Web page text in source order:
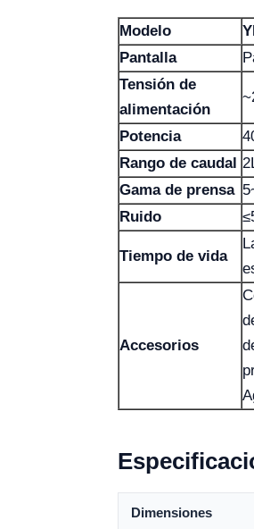
Modelo
Pantalla
Tensión de
alimentación
Potencia
Rango de caudal
Gama de prensa
Ruido
Tiempo de vida
Accesorios
Dimensiones